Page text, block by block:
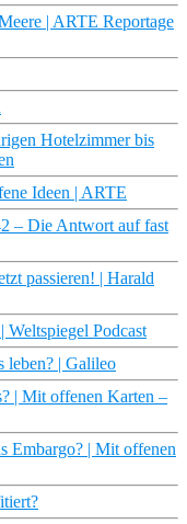
| ARTE Reportage
Hotelzimmer bis
Ideen | ARTE
– Die Antwort auf fast
passieren! | Harald
Weltspiegel Podcast
leben? | Galileo
| Mit offenen Karten –
Embargo? | Mit offenen